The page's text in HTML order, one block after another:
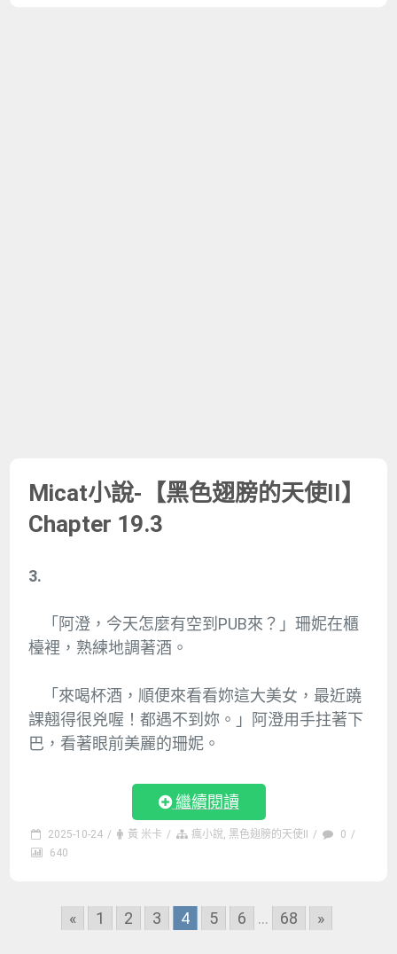
Micat小說-【黑色翅膀的天使II】
Chapter 19.3
3.
「阿澄，今天怎麼有空到PUB來？」珊妮在櫃
檯裡，熟練地調著酒。
「來喝杯酒，順便來看看妳這大美女，最近蹺
課翹得很兇喔！都遇不到妳。」阿澄用手拄著下
巴，看著眼前美麗的珊妮。
繼續閱讀
2025-10-24 / 黃 米卡 / 瘋小說 黑色翅膀的天使II / 0 /
640
Posts« 1 2 3 4 5 6 ... 68 »